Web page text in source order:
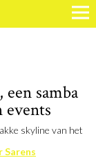
samba
events
skyline van het
Sarens